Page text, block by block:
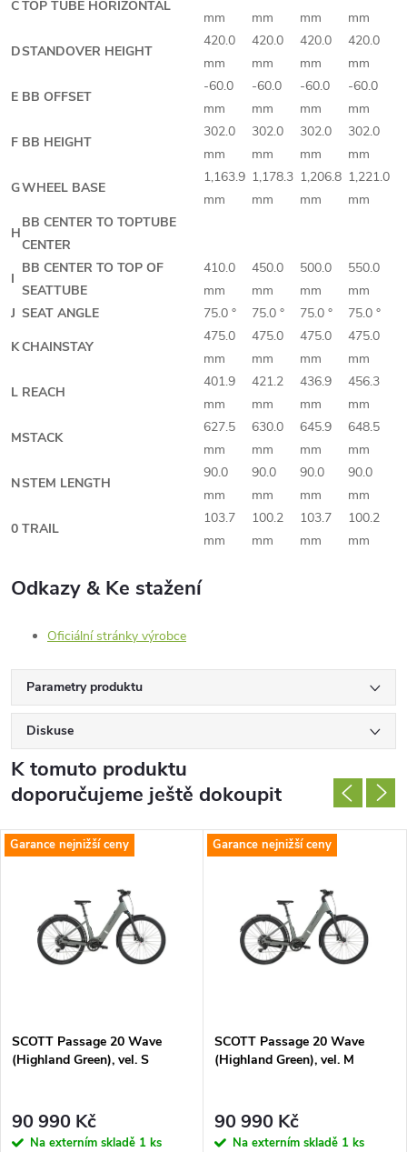
CTOP TUBE HORIZONTAL
mm
mm
mm
mm
DSTANDOVER HEIGHT
420.0
mm
420.0
mm
420.0
mm
420.0
mm
E BB OFFSET
-60.0
mm
-60.0
mm
-60.0
mm
-60.0
mm
F BB HEIGHT
302.0
mm
302.0
mm
302.0
mm
302.0
mm
GWHEEL BASE
1,163.9
mm
1,178.3
mm
1,206.8
mm
1,221.0
mm
H
BB CENTER TO TOPTUBE
CENTER
I
BB CENTER TO TOP OF
SEATTUBE
410.0
mm
450.0
mm
500.0
mm
550.0
mm
J SEAT ANGLE 75.0 ° 75.0 ° 75.0 °
75.0 °
KCHAINSTAY
475.0
mm
475.0
mm
475.0
mm
475.0
mm
L REACH
401.9
mm
421.2
mm
436.9
mm
456.3
mm
MSTACK
627.5
mm
630.0
mm
645.9
mm
648.5
mm
NSTEM LENGTH
90.0
mm
90.0
mm
90.0
mm
90.0
mm
0 TRAIL
103.7
mm
100.2
mm
103.7
mm
100.2
mm
Odkazy & Ke stažení
Oficiální stránky výrobce
Parametry produktu
Diskuse
K tomuto produktu
doporučujeme ještě dokoupit
Garance nejnižší ceny
SCOTT Passage 20 Wave
(Highland Green), vel. S
90 990 Kč
Na externím skladě 1 ks
Garance nejnižší ceny
SCOTT Passage 20 Wave
(Highland Green), vel. M
90 990 Kč
Na externím skladě 1 ks